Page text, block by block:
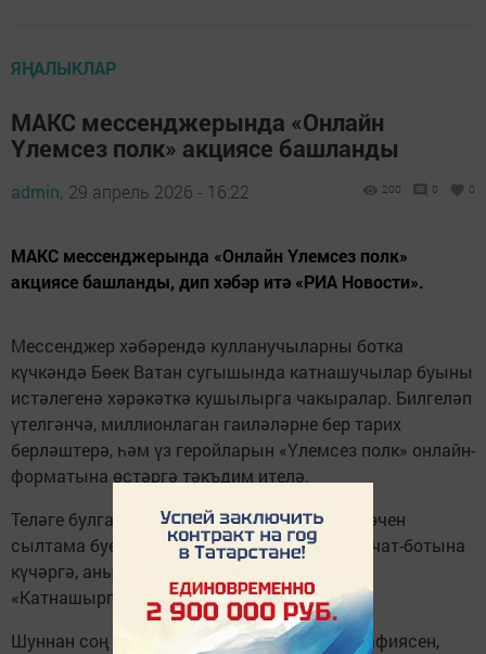
ЯҢАЛЫКЛАР
МАКС мессенджерында «Онлайн
Үлемсез полк» акциясе башланды
admin, 29 апрель 2026 - 16:22 200 0 0
МАКС мессенджерында «Онлайн Үлемсез полк»
акциясе башланды, дип хәбәр итә «РИА Новости».
Мессенджер хәбәрендә кулланучыларны ботка
күчкәндә Бөек Ватан сугышында катнашучылар буыны
истәлегенә хәрәкәткә кушылырга чакыралар. Билгеләп
үтелгәнчә, миллионлаган гаиләләрне бер тарих
берләштерә, һәм үз геройларын «Үлемсез полк» онлайн-
форматына өстәргә тәкъдим ителә.
Теләге булган һәркем катнаша ала. Моның өчен
сылтама буенча «Макс» платформасының чат-ботына
күчәргә, аның белән әңгәмә башларга һәм
«Катнашырга» төймәсенә басарга кирәк.
Шуннан соң кулланучыга геройның фотографиясен,